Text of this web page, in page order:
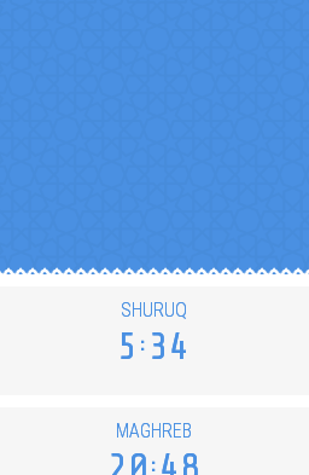
SHURUQ
5 34
MAGHREB